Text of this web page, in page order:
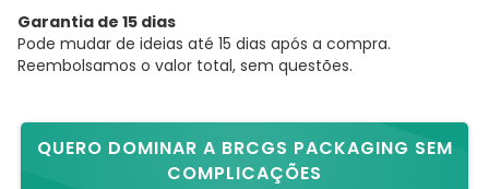
Garantia de 15 dias
Pode mudar de ideias até 15 dias após a compra.
Reembolsamos o valor total, sem questões.
QUERO DOMINAR A BRCGS PACKAGING SEM
COMPLICAÇÕES